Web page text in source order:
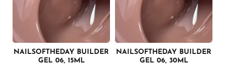
NAILSOFTHEDAY BUILDER
GEL 06, 15ML
NAILSOFTHEDAY BUILDER
GEL 06, 30ML